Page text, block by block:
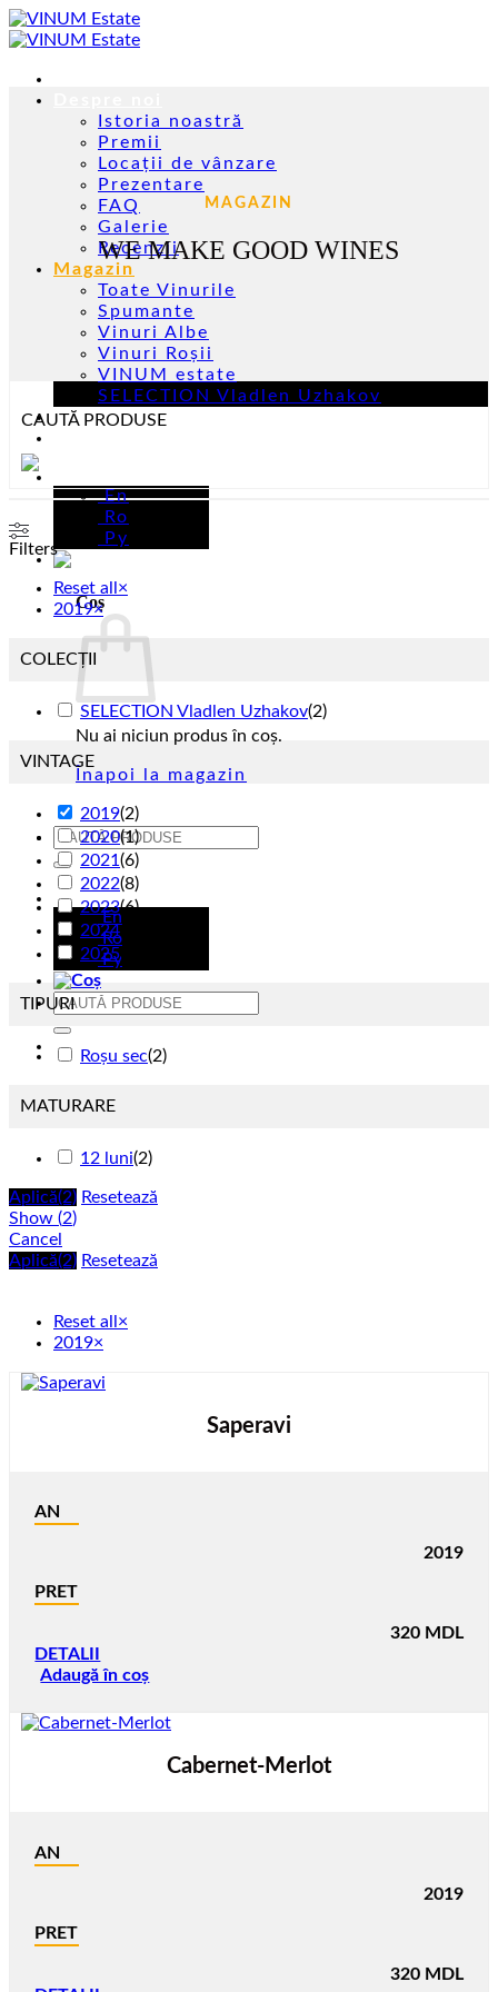
Skip
to
Istoria noastră
Premii
Locații de vânzare
Prezentare
FAQ
Galerie
Recenzii
Magazin
Toate Vinurile
Spumante
Vinuri Albe
Vinuri Roșii
VINUM estate
SELECTION Vladlen Uzhakov
Evenimente
En
Ro
Ру
Coș
Nu ai niciun produs în coș.
Înapoi la magazin
Caută
după:
Ro
En
Ro
Ру
Caută
MAGAZIN
WE MAKE GOOD WINES
CAUTĂ PRODUSE
Filters
Reset all ×
2019×
COLECȚII
SELECTION Vladlen Uzhakov(2)
VINTAGE
2019(2)
2020(1)
2021 (6)
2022(8)
2023(6)
2024(
2025(
TIPURI
Roșu sec(2)
MATURARE
12 luni(2)
Aplică(2) Resetează
Show (2)
Cancel
Aplică(2) Resetează
Reset all ×
2019×
Saperavi
AN
2019
PRET
320 MDL
DETALII
Adaugă în coș
Cabernet-Merlot
AN
2019
PRET
320 MDL